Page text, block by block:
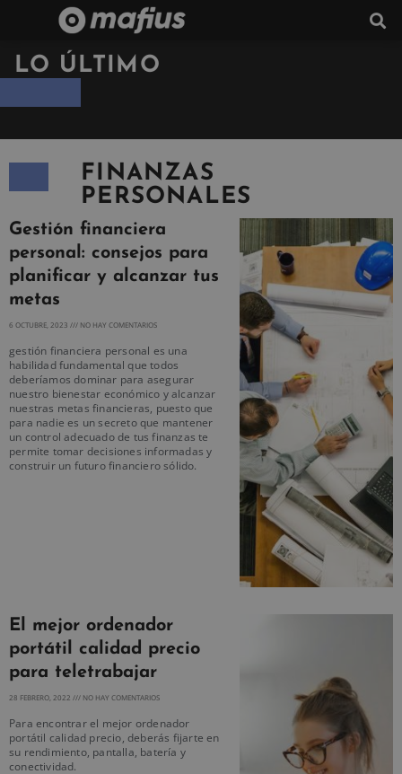
LO ÚLTIMO
FINANZAS
PERSONALES
Gestión financiera
personal: consejos para
planificar y alcanzar tus
metas
6 OCTUBRE, 2023 NO HAY COMENTARIOS
gestión financiera personal es una
habilidad fundamental que todos
deberíamos dominar para asegurar
nuestro bienestar económico y alcanzar
nuestras metas financieras, puesto que
para nadie es un secreto que mantener
un control adecuado de tus finanzas te
permite tomar decisiones informadas y
construir un futuro financiero sólido.
El mejor ordenador
portátil calidad precio
para teletrabajar
28 FEBRERO, 2022 NO HAY COMENTARIOS
Para encontrar el mejor ordenador
portátil calidad precio, deberás fijarte en
su rendimiento, pantalla, batería y
conectividad.